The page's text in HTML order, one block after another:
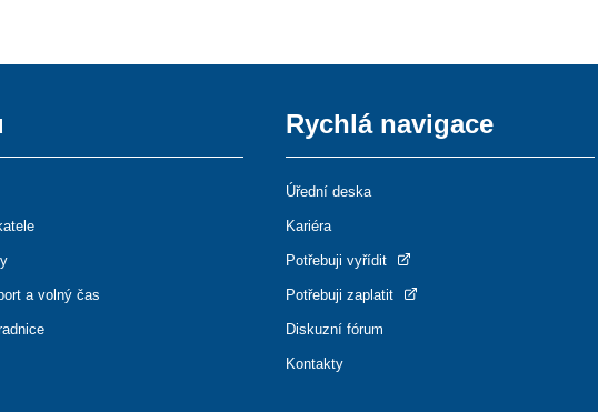
a volný čas
Rychlá navigace
Úřední deska
Kariéra
Potřebuji vyřídit
Potřebuji zaplatit
Diskuzní fórum
Kontakty